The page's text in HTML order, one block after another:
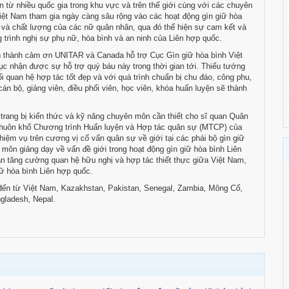
từ nhiều quốc gia trong khu vực và trên thế giới cùng với các chuyên
Nam tham gia ngày càng sâu rộng vào các hoạt động gìn giữ hòa
chất lượng của các nữ quân nhân, qua đó thể hiện sự cam kết và
nghị sự phụ nữ, hòa bình và an ninh của Liên hợp quốc.
cảm ơn UNITAR và Canada hỗ trợ Cục Gìn giữ hòa bình Việt
nhận được sự hỗ trợ quý báu này trong thời gian tới. Thiếu tướng
quan hệ hợp tác tốt đẹp và với quá trình chuẩn bị chu đáo, công phu,
bộ, giảng viên, điều phối viên, học viên, khóa huấn luyện sẽ thành
bị kiến thức và kỹ năng chuyên môn cần thiết cho sĩ quan Quân
khổ Chương trình Huấn luyện và Hợp tác quân sự (MTCP) của
vụ trên cương vị cố vấn quân sự về giới tại các phái bộ gìn giữ
giảng dạy về vấn đề giới trong hoạt động gìn giữ hòa bình Liên
tăng cường quan hệ hữu nghị và hợp tác thiết thực giữa Việt Nam,
hòa bình Liên hợp quốc.
từ Việt Nam, Kazakhstan, Pakistan, Senegal, Zambia, Mông Cổ,
Nepal.